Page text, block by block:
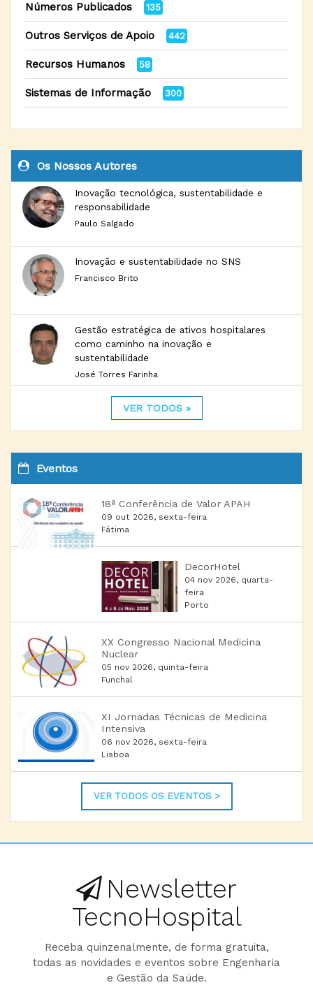
Números Publicados 135
Outros Serviços de Apoio 442
Recursos Humanos 58
Sistemas de Informação 300
Os Nossos Autores
Inovação tecnológica, sustentabilidade e
responsabilidade
Paulo Salgado
Inovação e sustentabilidade no SNS
Francisco Brito
Gestão estratégica de ativos hospitalares
como caminho na inovação e
sustentabilidade
José Torres Farinha
VER TODOS »
Eventos
18ª Conferência de Valor APAH
09 out 2026, sexta-feira
Fátima
DecorHotel
04 nov 2026, quarta-
feira
Porto
XX Congresso Nacional Medicina
Nuclear
05 nov 2026, quinta-feira
Funchal
XI Jornadas Técnicas de Medicina
Intensiva
06 nov 2026, sexta-feira
Lisboa
VER TODOS OS EVENTOS >
Newsletter
TecnoHospital
Receba quinzenalmente, de forma gratuita,
todas as novidades e eventos sobre Engenharia
e Gestão da Saúde.